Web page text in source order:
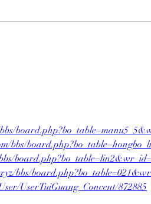
bbs/
bbs/
UserTuiGuang_Concent/872885